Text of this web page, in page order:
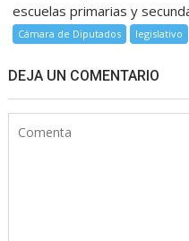
escuelas primarias y
Cámara de Diputados legislativo
DEJA UN COMENTARIO